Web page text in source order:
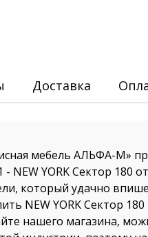
Доставка
мебель АЛЬФА-М»
NEW YORK Сектор 180
который удачно
NEW YORK Сектор
нашего магазина,